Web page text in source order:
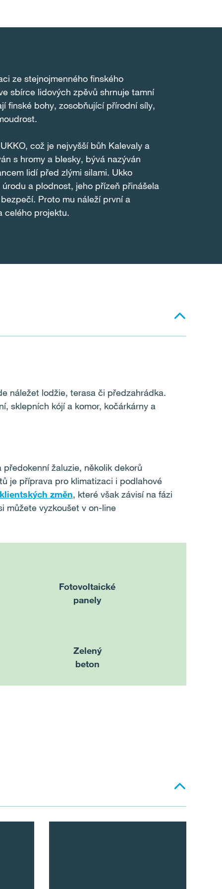
ze stejnojmenného finského
sbírce lidových zpěvů shrnuje tamní
finské bohy, zosobňující přírodní síly,
což je nejvyšší bůh Kalevaly a
s hromy a blesky, bývá nazýván
lidí před zlými silami. Ukko
a plodnost, jeho přízeň přinášela
Proto mu náleží první a
celého projektu.
náležet lodžie, terasa či předzahrádka.
sklepních kójí a komor, kočárkárny a
žaluzie, několik dekorů
je příprava pro klimatizaci i podlahové
klientských změn, které však závisí na fázi
můžete vyzkoušet v on-line
Fotovoltaické
panely
Zelený
beton